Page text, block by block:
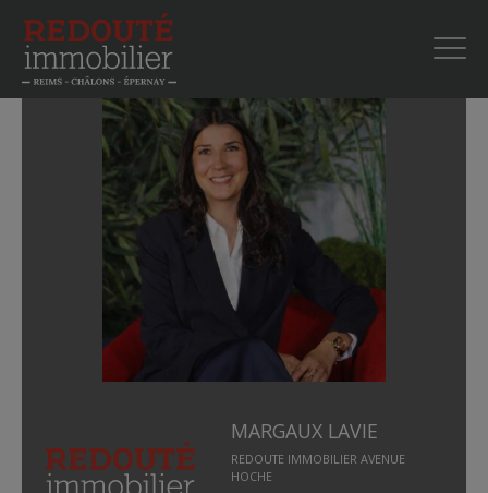
MARGAUX LAVIE
REDOUTE IMMOBILIER AVENUE
HOCHE